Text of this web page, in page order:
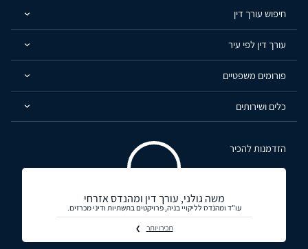
חיפוש עורך דין
עורך דין לפי עיר
פורומים משפטיים
כלים ושירותים
הזדמנות להכיר
משה גולני, עורך דין ומהנדס אזרחי
עו"ד ומהנדס לליקויי בניה, פרויקטים בתשתיות ודיני מכרזים.
תכירו יותר